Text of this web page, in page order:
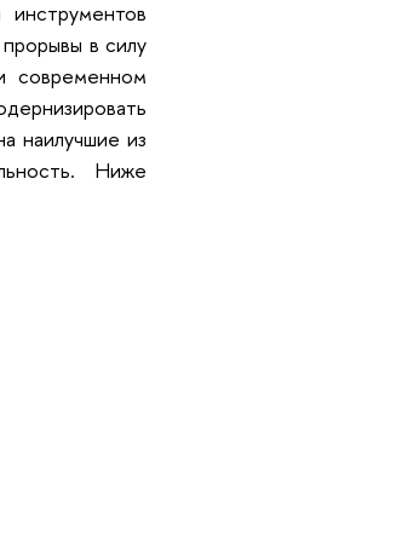
в силу
современном
наилучшие из
Ниже